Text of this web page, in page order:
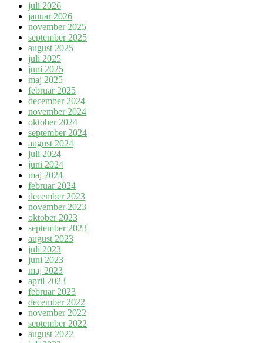
juli 2026
januar 2026
november 2025
september 2025
august 2025
juli 2025
juni 2025
maj 2025
februar 2025
december 2024
november 2024
oktober 2024
september 2024
august 2024
juli 2024
juni 2024
maj 2024
februar 2024
december 2023
november 2023
oktober 2023
september 2023
august 2023
juli 2023
juni 2023
maj 2023
april 2023
februar 2023
december 2022
november 2022
september 2022
august 2022